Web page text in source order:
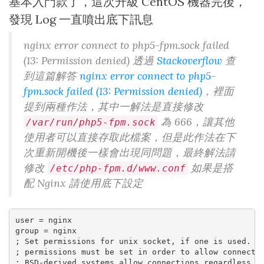
發現 Log 一直噴出底下訊息
nginx error connect to php5-fpm.sock failed
(13: Permission denied) 透過 Stackoverflow 查
到這篇解答nginx error connect to php5-
fpm.sock failed (13: Permission denied) ，裡面
提到兩種作法，其中一解法是直接修改
/var/run/php5-fpm.sock 為 666，讓其他
使用者可以直接存取此檔案，但是此作法在下
次重新開機後一樣會出現同問題，最終解法請
修改 /etc/php-fpm.d/www.conf 如果是搭
配 Nginx 請使用底下設定
user = nginx
group = nginx
; Set permissions for unix socket, if one is used.
; permissions must be set in order to allow
; BSD-derived systems allow connections regardless